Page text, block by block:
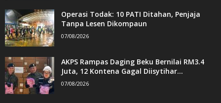
Operasi Todak: 10 PATI Ditahan, Penjaja
Tanpa Lesen Dikompaun
07/08/2026
AKPS Rampas Daging Beku Bernilai RM3.4
Juta, 12 Kontena Gagal Diisytihar...
07/08/2026